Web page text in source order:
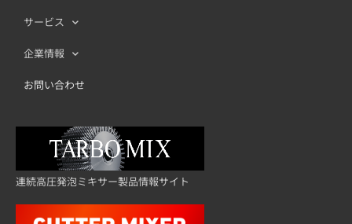
サービス
企業情報
お問い合わせ
連続高圧発泡ミキサー製品情報サイト